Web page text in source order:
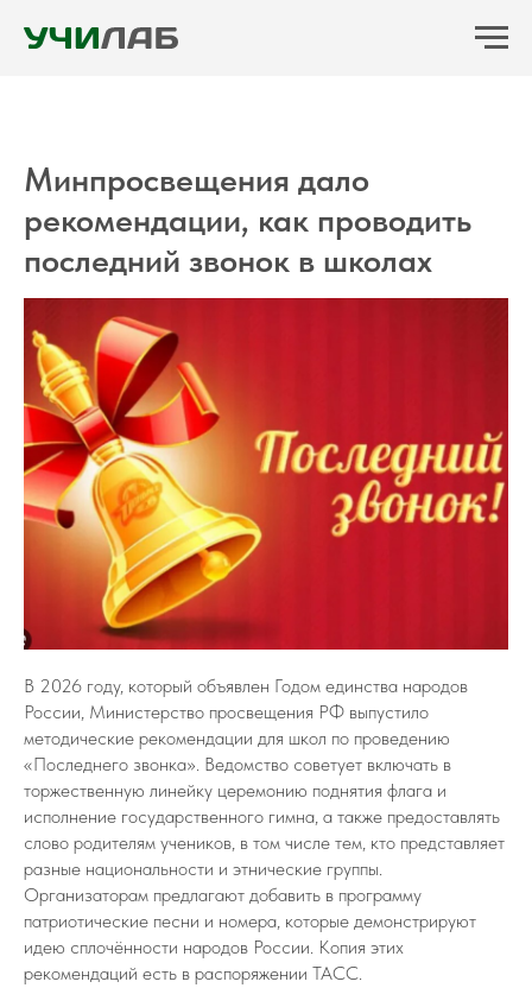
Минпросвещения дало
рекомендации, как проводить
последний звонок в школах
В 2026 году, который объявлен Годом единства народов
России, Министерство просвещения РФ выпустило
методические рекомендации для школ по проведению
«Последнего звонка». Ведомство советует включать в
торжественную линейку церемонию поднятия флага и
исполнение государственного гимна, а также предоставлять
слово родителям учеников, в том числе тем, кто представляет
разные национальности и этнические группы.
Организаторам предлагают добавить в программу
патриотические песни и номера, которые демонстрируют
идею сплочённости народов России. Копия этих
рекомендаций есть в распоряжении ТАСС.